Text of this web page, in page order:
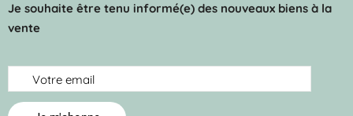
Je souhaite être tenu informé(e) des nouveaux biens à la
vente